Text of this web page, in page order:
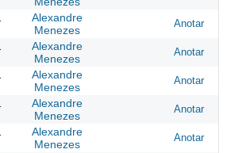
Alexandre
Menezes
Anotar
Alexandre
Menezes
Anotar
Alexandre
Menezes
Anotar
Alexandre
Menezes
Anotar
Alexandre
Menezes
Anotar